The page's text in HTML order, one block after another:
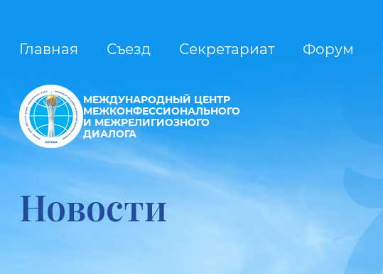
Главная Съезд Секретариат Форум
МЕЖДУНАРОДНЫЙ ЦЕНТР
МЕЖКОНФЕССИОНАЛЬНОГО
И МЕЖРЕЛИГИОЗНОГО
ДИАЛОГА
Новости